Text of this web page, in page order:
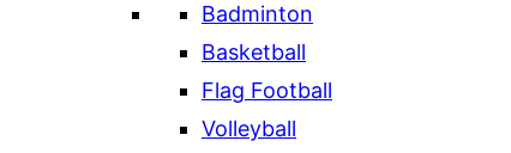
Badminton
Basketball
Flag Football
Volleyball